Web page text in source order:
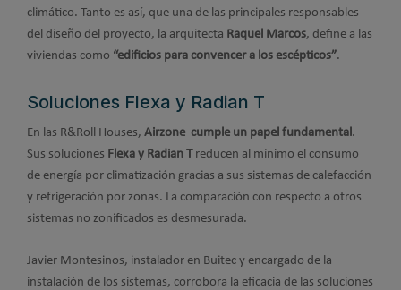
climático. Tanto es así, que una de las principales responsables
del diseño del proyecto, la arquitecta Raquel Marcos, define a las
viviendas como “edificios para convencer a los escépticos”.
Soluciones Flexa y Radian T
En las R&Roll Houses, Airzone cumple un papel fundamental.
Sus soluciones Flexa y Radian T reducen al mínimo el consumo
de energía por climatización gracias a sus sistemas de calefacción
y refrigeración por zonas. La comparación con respecto a otros
sistemas no zonificados es desmesurada.
Javier Montesinos, instalador en Buitec y encargado de la
instalación de los sistemas, corrobora la eficacia de las soluciones